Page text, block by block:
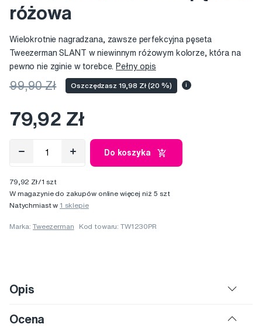
różowa
Wielokrotnie nagradzana, zawsze perfekcyjna pęseta
Tweezerman SLANT w niewinnym różowym kolorze, która na
pewno nie zginie w torebce. Pełny opis
99,90 Zł Oszczędzasz 19,98 Zł (20 %) i
79,92 Zł
Do koszyka
79,92 Zł/1 szt
W magazynie do zakupów online więcej niż 5 szt
Natychmiast w1 sklepie
Marka:Tweezerman Kod towaru: TW1230PR
Opis
Ocena